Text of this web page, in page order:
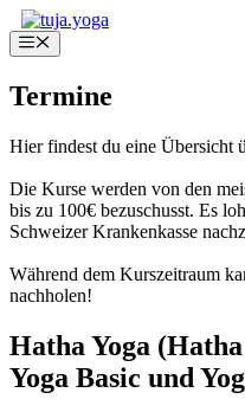
Zum
Inhalt
springen
Menü
Termine
Hier findest du eine Übersicht
Die Kurse werden von den
bis zu 100€ bezuschusst. Es
Schweizer Krankenkasse
Während dem Kurszeitraum
nachholen!
Hatha Yoga
Yoga Basic und